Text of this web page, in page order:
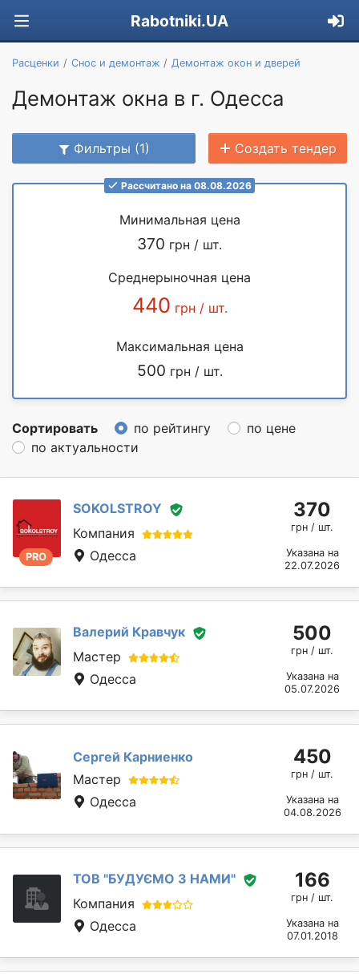
Rabotniki.UA
Расценки Снос и демонтаж Демонтаж окон и дверей
Демонтаж окна в г. Одесса
Фильтры (1) Создать тендер
Рассчитано на 08.08.2026
Минимальная цена
370 грн / шт.
Среднерыночная цена
440 грн / шт.
Максимальная цена
500 грн / шт.
Сортировать по рейтингу
по цене
по актуальности
PRO
SOKOLSTROY
Компания
Одесса
370
грн / шт.
Указана на
22.07.2026
Валерий Кравчук
Мастер
Одесса
500
грн / шт.
Указана на
05.07.2026
Сергей Карниенко
Мастер
Одесса
450
грн / шт.
Указана на
04.08.2026
ТОВ "БУДУЄМО З НАМИ"
Компания
Одесса
166
грн / шт.
Указана на
07.01.2018